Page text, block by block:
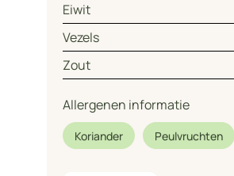
Eiwit
Vezels
Zout
Allergenen informatie
Koriander Peulvruchten